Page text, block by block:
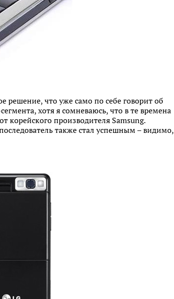
решение, что уже само по себе говорит об
хотя я сомневаюсь, что в те времена
корейского производителя Samsung.
также стал успешным – видимо,